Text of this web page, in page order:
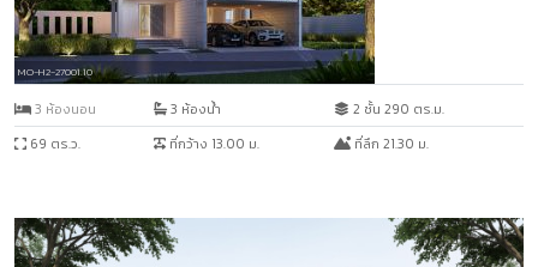
MO-H2-27001.10
3 ห้องนอน 3 ห้องน้ำ
2 ชั้น 290 ตร.ม.
69 ตร.ว.
ที่กว้าง 13.00 ม. ที่ลึก 21.30 ม.